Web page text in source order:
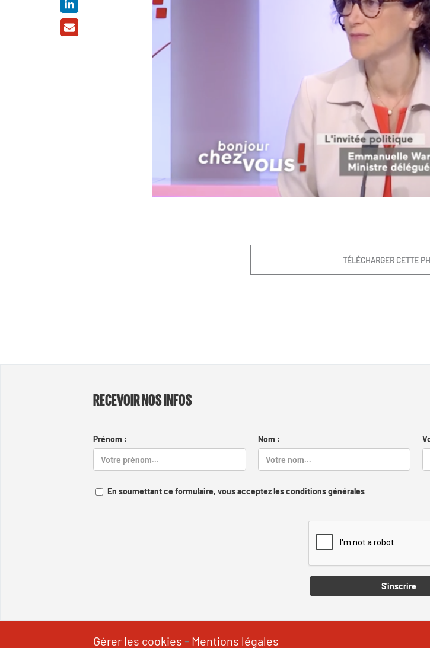
TÉLÉCHARGER CETTE
RECEVOIR NOS INFOS
Prénom : Nom :
En soumettant ce formulaire, vous acceptez les conditions générales
S'inscrire
Gérer les cookies - Mentions légales